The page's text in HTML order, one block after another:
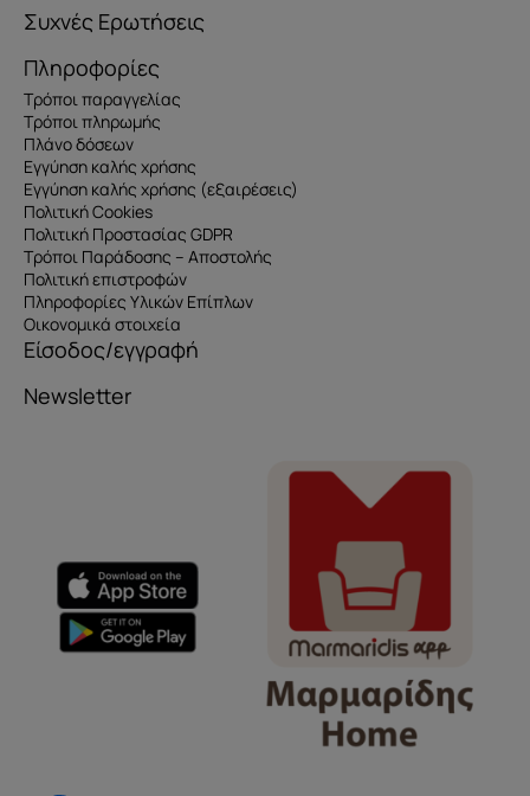
e-mail
Το μήνυμά σας
Συχνές Ερωτήσεις
Πληροφορίες
Τρόποι παραγγελίας
Τρόποι πληρωμής
Πλάνο δόσεων
Εγγύηση καλής χρήσης
Εγγύηση καλής χρήσης (εξαιρέσεις)
Πολιτική Cookies
Πολιτική Προστασίας GDPR
Τρόποι Παράδοσης – Αποστολής
Πολιτική επιστροφών
Πληροφορίες Υλικών Επίπλων
Οικονομικά στοιχεία
Είσοδος/εγγραφή
Newsletter